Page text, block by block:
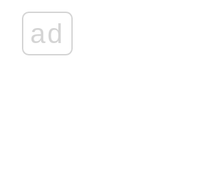
ad